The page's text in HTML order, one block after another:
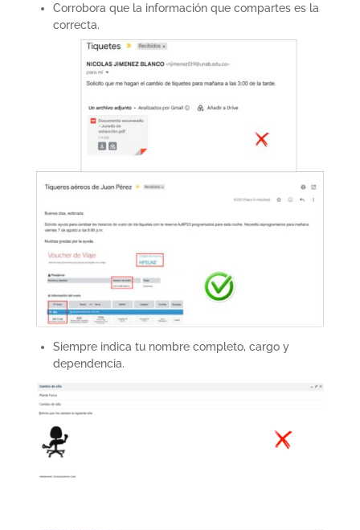
Corrobora que la información que compartes es la
correcta.
Siempre indica tu nombre completo, cargo y
dependencia.